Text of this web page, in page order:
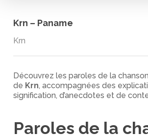
Krn – Paname
Krn
Découvrez les paroles de la
de Krn, accompagnées des
signification, d’anecdotes et de
Paroles de la